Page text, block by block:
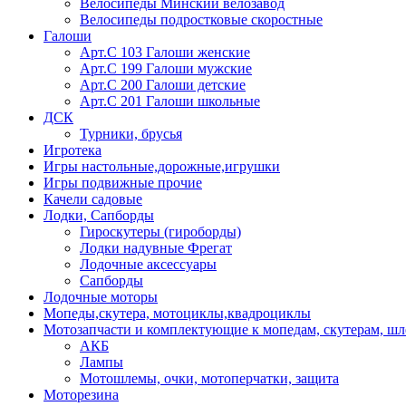
Велосипеды подростковые скоростные
Галоши
Арт.С 103 Галоши женские
Арт.С 199 Галоши мужские
Арт.С 200 Галоши детские
Арт.С 201 Галоши школьные
ДСК
Турники, брусья
Игротека
Игры настольные,дорожные,игрушки
Игры подвижные прочие
Качели садовые
Лодки, Сапборды
Гироскутеры (гироборды)
Лодки надувные Фрегат
Лодочные аксессуары
Сапборды
Лодочные моторы
Мопеды,скутера, мотоциклы,квадроциклы
Мотозапчасти и комплектующие к мопедам, скутерам,
АКБ
Лампы
Мотошлемы, очки, мотоперчатки, защита
Моторезина